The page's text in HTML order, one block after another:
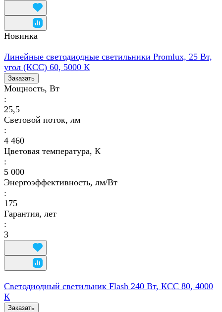
Новинка
Линейные светодиодные светильники Promlux, 25 Вт,
угол (КСС) 60, 5000 К
Заказать
Мощность, Вт
:
25,5
Световой поток, лм
:
4 460
Цветовая температура, К
:
5 000
Энергоэффективность, лм/Вт
:
175
Гарантия, лет
:
3
Светодиодный светильник Flash 240 Вт, КСС 80, 4000
К
Заказать